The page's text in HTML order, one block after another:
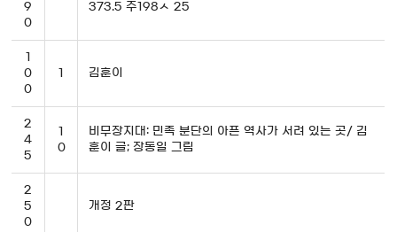
9
0
373.5 주198ㅅ 25
1
0
0
1 김훈이
2
4
5
1
0
비무장지대: 민족 분단의 아픈 역사가 서려 있는 곳/ 김
훈이 글; 장동일 그림
2
5
0
개정 2판